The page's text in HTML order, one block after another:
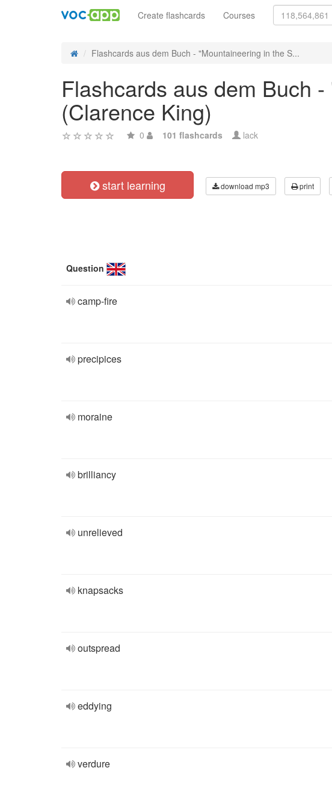
Create flashcards Courses
Flashcards aus dem Buch - "Mountaineering in the S...
Flashcards aus dem Buch
(Clarence King)
0 101 flashcards lack
start learning download mp3 print
Question
camp-fire
precipices
moraine
brilliancy
unrelieved
knapsacks
outspread
eddying
verdure